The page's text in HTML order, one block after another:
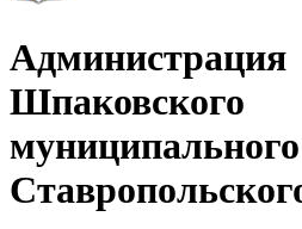
Администрация
Шпаковского